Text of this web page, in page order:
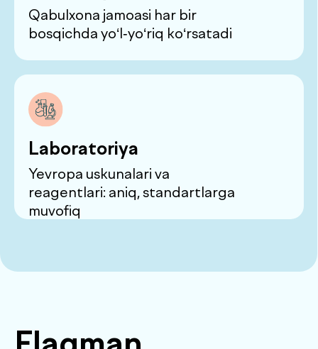
Qandli diabet chek-api
50+ yoshdan
CGM sensori
bilan monitoring
Kardio chek-api
18–50 yoshdan.
Batafsil
Batafsil
Batafsil